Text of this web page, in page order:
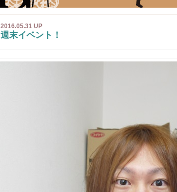
2016.05.31 UP
週末イベント！